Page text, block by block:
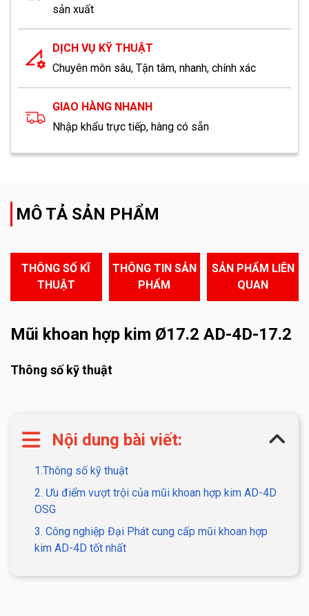
sản xuất
DỊCH VỤ KỸ THUẬT
Chuyên môn sâu, Tận tâm, nhanh, chính xác
GIAO HÀNG NHANH
Nhập khẩu trực tiếp, hàng có sẵn
MÔ TẢ SẢN PHẨM
THÔNG SỐ KĨ
THUẬT
THÔNG TIN SẢN
PHẨM
SẢN PHẨM LIÊN
QUAN
Mũi khoan hợp kim Ø17.2 AD-4D-17.2
Thông số kỹ thuật
Nội dung bài viết:
1.Thông số kỹ thuật
2. Ưu điểm vượt trội của mũi khoan hợp kim AD-4D
OSG
3. Công nghiệp Đại Phát cung cấp mũi khoan hợp
kim AD-4D tốt nhất